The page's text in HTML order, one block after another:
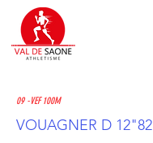
09 -VEF 100M
VOUAGNER D 12"82